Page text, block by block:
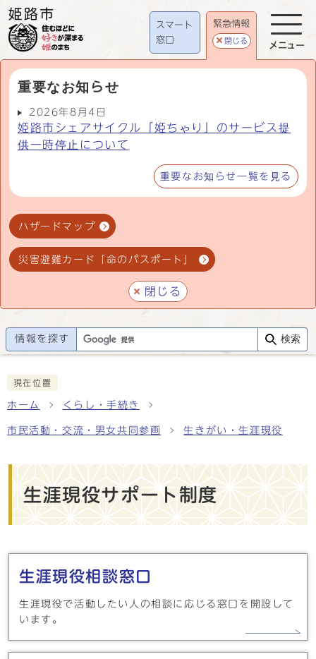
スマート
窓口
緊急情報
閉じる
重要なお知らせ
2026年8月4日
姫路市シェアサイクル「姫ちゃり」のサービス提
供一時停止について
重要なお知らせ一覧を見る
ハザードマップ
災害避難カード「命のパスポート」
閉じる
メニュー
情報を探す 検索
現在位置
ホーム くらし・手続き
市民活動・交流・男女共同参画 生きがい・生涯現役
生涯現役サポート制度
メインメニュー
生涯現役相談窓口
生涯現役で活動したい人の相談に応じる窓口を開設して
います。